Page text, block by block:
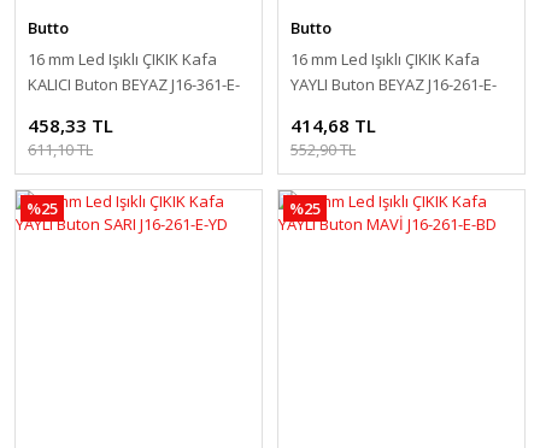
Butto
16 mm Led Işıklı ÇIKIK Kafa
KALICI Buton BEYAZ J16-361-E-
458,33 TL
611,10 TL
Butto
16 mm Led Işıklı ÇIKIK Kafa
YAYLI Buton BEYAZ J16-261-E-
414,68 TL
552,90 TL
%25 %25